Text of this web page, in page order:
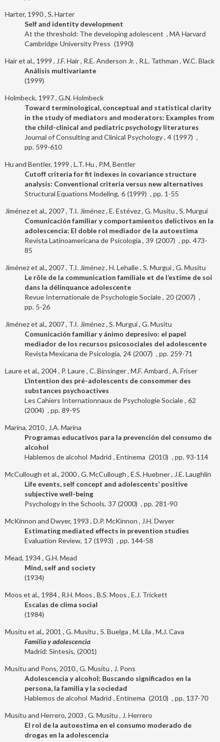
Harter, 1990 S. Harter
Self and identity development
At the threshold: The developing adolescent
MA Harvard
University Press
Cambridge 1990
Hair et al., 1999 J.F. Hair R.E. Anderson Jr. R.L. Tathman W.C. Black
Análisis multivariante
1999
Holmbeck, 1997 G.N. Holmbeck
Toward terminological, conceptual and statistical clarity
in the study of mediators and moderators: Examples from
the child-clinical and pediatric psychology literatures
Journal of Consulting and Clinical Psychology 4 1997
599-610
Hu and Bentler, 1999 L.T. Hu
P.M. Bentler
Cutoff criteria for fit indexes in covariance structure
analysis: Conventional criteria versus new alternatives
Structural Equations Modeling 6 1999 1-55
Jiménez et al., 2007 T.I. Jiménez E. Estévez G. Musitu S. Murgui
Comunicación familiar y comportamientos delictivos en la
adolescencia: El doble rol mediador de la autoestima
Revista Latinoamericana de Psicología
39 2007
473-
85
Jiménez et al., 2007 T.I. Jiménez H. Lehalle S. Murgui G. Musitu
Le rôle de la communication familiale et de l’estime de soi
dans la délinquance adolescente
Revue Internationale de Psychologie Sociale
20 2007
5-26
Jiménez et al., 2007 T.I. Jiménez S. Murgui G. Musitu
Comunicación familiar y ánimo depresivo: el papel
mediador de los recursos psicosociales del adolescente
Revista Mexicana de Psicología 24 2007 259-71
Laure et al., 2004 P. Laure C. Binsinger M.F. Ambard A. Friser
L’intention des pré-adolescents de consommer des
substances psychoactives
Les Cahiers Internationnaux de Psychologie Sociale 62
2004
89-95
Marina, 2010
J.A. Marina
Programas educativos para la prevención del consumo de
alcohol
Hablemos de alcohol
Entinema
Madrid 2010 93-114
McCullough et al., 2000 G. McCullough E.S. Huebner
J.E. Laughlin
Life events, self concept and adolescents’ positive
subjective well-being
Psychology in the Schools 37 2000 281-90
McKinnon and Dwyer, 1993 D.P. McKinnon
J.H. Dwyer
Estimating mediated effects in prevention studies
Evaluation Review 17 1993 144-58
Mead, 1934 G.H. Mead
Mind, self and society
1934
Moos et al., 1984 R.H. Moos B.S. Moos E.J. Trickett
Escalas de clima social
1984
Musitu et al., 2001 G. Musitu S. Buelga M. Lila M.J. Cava
Familia y adolescencia
Madrid: Síntesis
2001
Musitu and Pons, 2010 G. Musitu
J. Pons
Adolescencia y alcohol: Buscando significados en la
persona, la familia y la sociedad
Hablemos de alcohol
Entinema
Madrid 2010 137-70
Musitu and Herrero, 2003 G. Musitu
J. Herrero
El rol de la autoestima en el consumo moderado de
drogas en la adolescencia